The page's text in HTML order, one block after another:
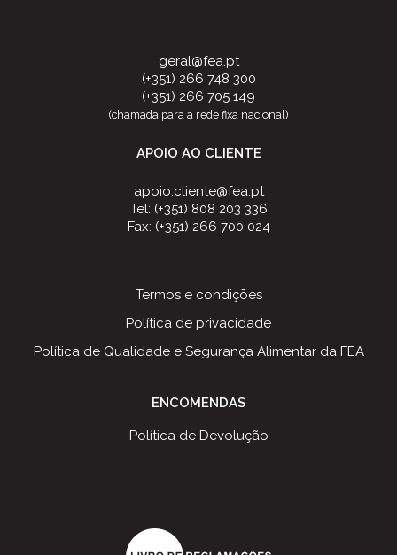
geral@fea.pt
(+351) 266 748 300
(+351) 266 705 149
(chamada para a rede fixa nacional)
APOIO AO CLIENTE
apoio.cliente@fea.pt
Tel: (+351) 808 203 336
Fax: (+351) 266 700 024
Termos e condições
Política de privacidade
Política de Qualidade e Segurança Alimentar da FEA
ENCOMENDAS
Política de Devolução